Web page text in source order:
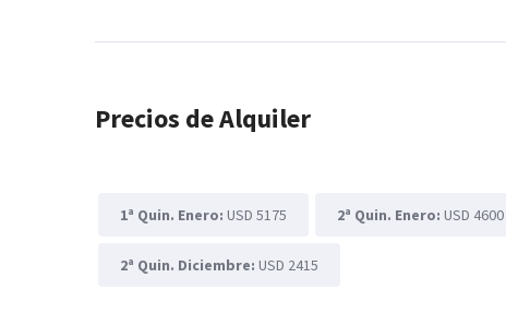
Precios de Alquiler
1ª Quin. Enero: USD 5175 2ª Quin. Enero: USD 4600
2ª Quin. Diciembre: USD 2415